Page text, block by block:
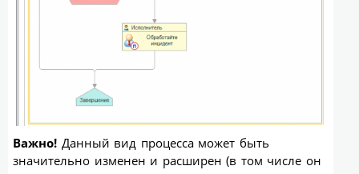
Важно! Данный вид процесса может быть
значительно изменен и расширен (в том числе он